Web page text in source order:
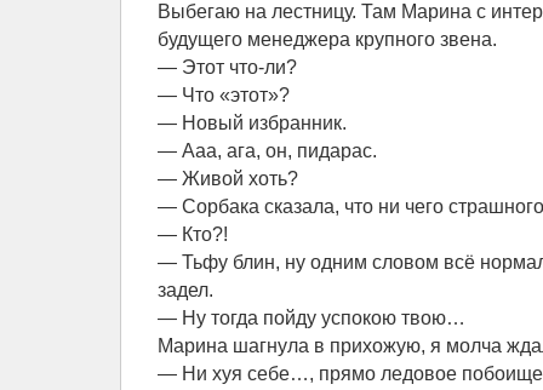
Выбегаю на лестницу. Там Марина с
будущего менеджера крупного звена.
— Этот что-ли?
— Что «этот»?
— Новый избранник.
— Ааа, ага, он, пидарас.
— Живой хоть?
— Сорбака сказала, что ни чего
— Кто?!
— Тьфу блин, ну одним словом всё
задел.
— Ну тогда пойду успокою твою…
Марина шагнула в прихожую, я молча
— Ни хуя себе…, прямо ледовое побоище!